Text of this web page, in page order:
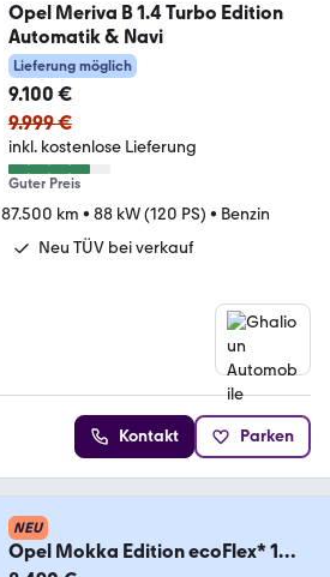
Opel Meriva B 1.4 Turbo Edition
Automatik & Navi
Lieferung möglich
9.100 €
9.999 €
inkl. kostenlose Lieferung
Guter Preis
87.500 km • 88 kW (120 PS) • Benzin
Neu TÜV bei verkauf
Kontakt Parken
NEU
Opel Mokka Edition ecoFlex* 1